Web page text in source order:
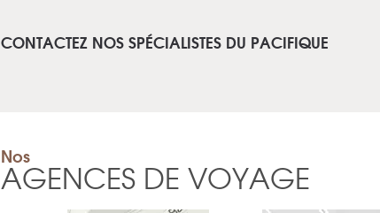
CONTACTEZ NOS SPÉCIALISTES DU PACIFIQUE
Nos
AGENCES DE VOYAGE